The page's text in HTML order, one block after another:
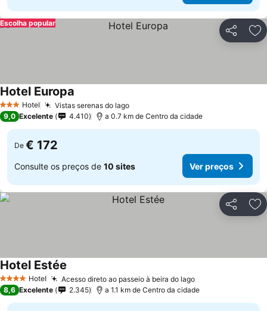
Partilhar
Escolha popular
3 EstrelasHotel Vistas serenas do lagoVer preços
Hotel Europa
9,0 Excelente 4.410 a 0.7 km de Centro da cidade
De € 172
Consulte os preços de 10 sites Ver preços
Partilhar
4 EstrelasHotel Acesso direto ao passeio à beira do lagoVer preços
Hotel Estée
8,6 Excelente 2.345 a 1.1 km de Centro da cidade